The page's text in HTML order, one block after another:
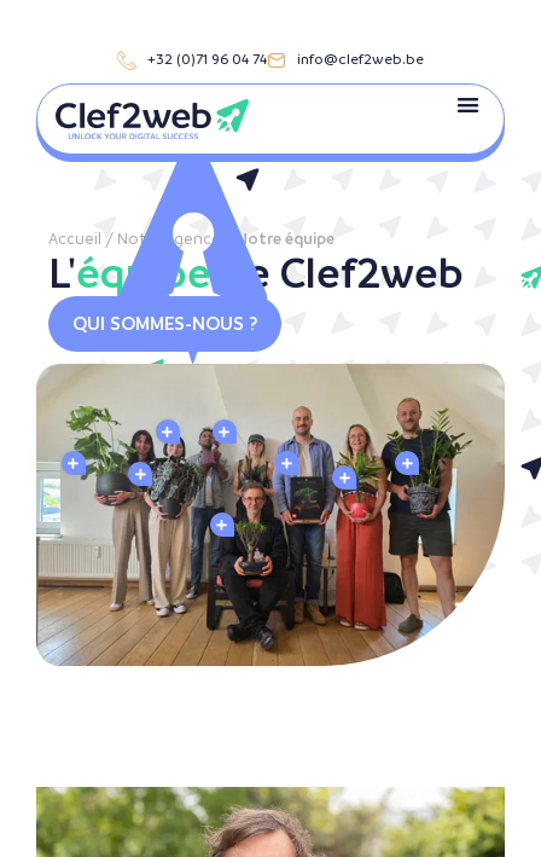
+32 (0)71 96 04 74 info@clef2web.be
L'équipede Clef2web
Accueil / Notre agence Notre équipe
QUI SOMMES-NOUS ?